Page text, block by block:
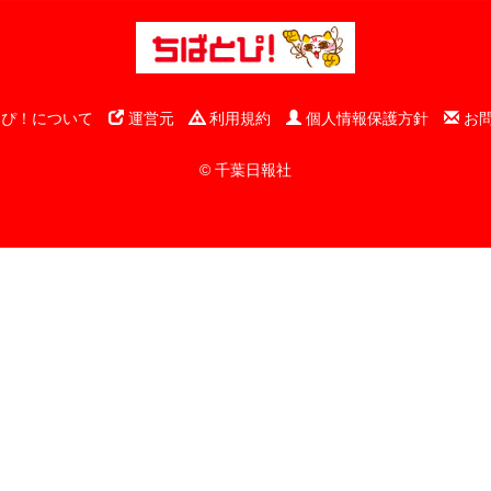
！について 運営元 利用規約 個人情報保護方針 お
© 千葉日報社